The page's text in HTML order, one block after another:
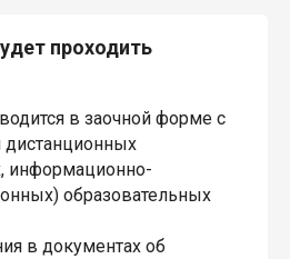
проходить
в заочной форме с
информационно-
образовательных
в документах об